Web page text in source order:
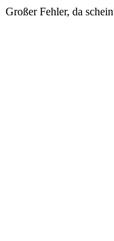
Großer Fehler, da